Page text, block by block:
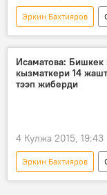
Эркин Бахтияров
Коом
Назира Исаматова
Бишкек мэриясы
Исаматова:
кызматкери 14
тээп жиберди
4 Кулжа 2015, 19:43
Эркин Бахтияров
Коом